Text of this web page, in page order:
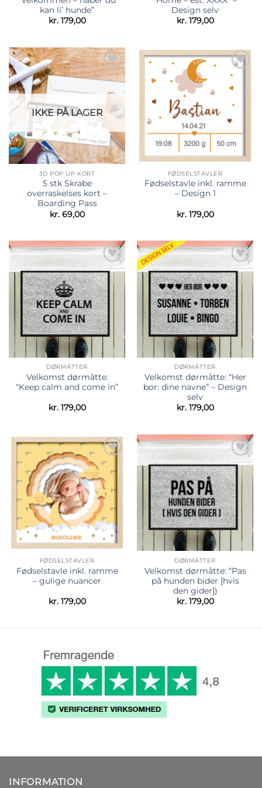
kan li’ hunde”
kr.179,00
Design selv
kr.179,00
Tilføj til
ønskeliste
IKKE PÅ LAGER
3D POP UP KORT
5 stk Skrabe
overraskelses kort –
Boarding Pass
kr.69,00
Tilføj til
ønskeliste
FØDSELSTAVLER
Fødselstavle inkl. ramme
– Design 1
kr.179,00
Tilføj til
ønskeliste
DØRMÅTTER
Velkomst dørmåtte:
“Keep calm and come in”
kr.179,00
Tilføj til
ønskeliste
DØRMÅTTER
Velkomst dørmåtte: “Her
bor: dine navne” – Design
selv
kr.179,00
Tilføj til
ønskeliste
FØDSELSTAVLER
Fødselstavle inkl. ramme
– gulige nuancer
kr.179,00
Tilføj til
ønskeliste
DØRMÅTTER
Velkomst dørmåtte: “Pas
på hunden bider [hvis
den gider])
kr.179,00
INFORMATION